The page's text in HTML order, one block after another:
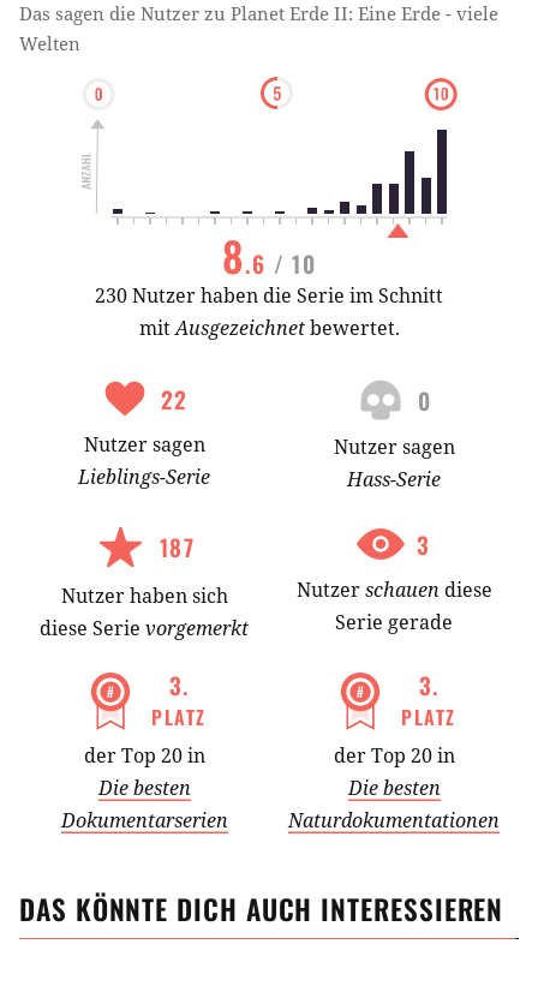
Das sagen die Nutzer zu Planet Erde II: Eine Erde - viele
Welten
8.6 / 10
230 Nutzer haben die Serie im Schnitt
mitAusgezeichnetbewertet.
22
Nutzersagen
Lieblings-Serie
0
Nutzersagen
Hass-Serie
187
Nutzerhabensich
diese Serie vorgemerkt
3
Nutzerschauen diese
Serie gerade
3.
PLATZ
der Top 20 in
Die besten
Dokumentarserien
3.
PLATZ
der Top 20 in
Die besten
Naturdokumentationen
DAS KÖNNTE DICH AUCH INTERESSIEREN